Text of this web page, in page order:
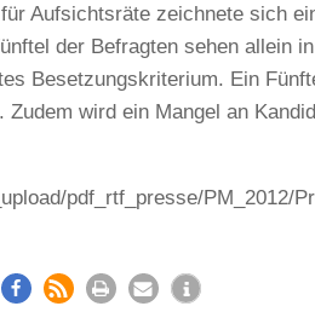
Aufsichtsräte zeichnete sich
der Befragten sehen allein
Besetzungskriterium. Ein
wird ein Mangel an
pdf_rtf_presse/PM_2012/